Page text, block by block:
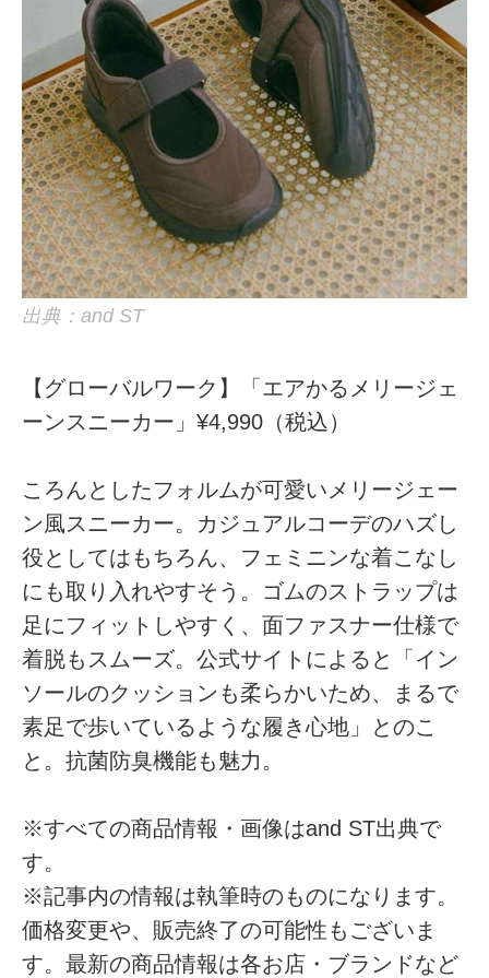
出典：and ST
【グローバルワーク】「エアかるメリージェ
ーンスニーカー」¥4,990（税込）
ころんとしたフォルムが可愛いメリージェー
ン風スニーカー。カジュアルコーデのハズし
役としてはもちろん、フェミニンな着こなし
にも取り入れやすそう。ゴムのストラップは
足にフィットしやすく、面ファスナー仕様で
着脱もスムーズ。公式サイトによると「イン
ソールのクッションも柔らかいため、まるで
素足で歩いているような履き心地」とのこ
と。抗菌防臭機能も魅力。
※すべての商品情報・画像はand ST出典で
す。
※記事内の情報は執筆時のものになります。
価格変更や、販売終了の可能性もございま
す。最新の商品情報は各お店・ブランドなど